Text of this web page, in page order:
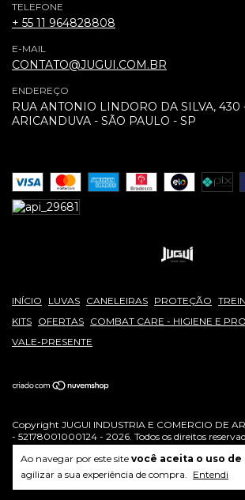
Ao navegar por este site você aceita o uso
agilizar a sua experiência de compra. Entendi
TELEFONE
+ 55 11 964828808
E-MAIL
CONTATO@JUGUI.COM.BR
ENDEREÇO
RUA ANTONIO LINDORO DA SILVA, 430
ARICANDUVA - SÃO PAULO - SP
INÍCIO LUVAS CANELEIRAS PROTEÇÃO
KITS OFERTAS COMBAT CARE - HIGIENE E
VALE-PRESENTE
Copyright JUGUI INDUSTRIA E COMERCIO DE
- 52178001000124 - 2026. Todos os direitos